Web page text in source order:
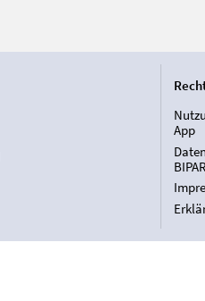
App